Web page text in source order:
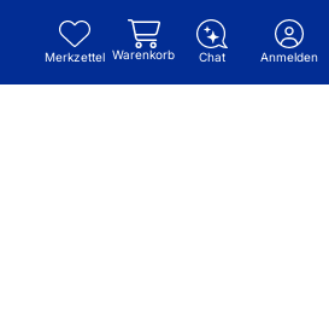
Merkzettel Warenkorb Chat Anmelden